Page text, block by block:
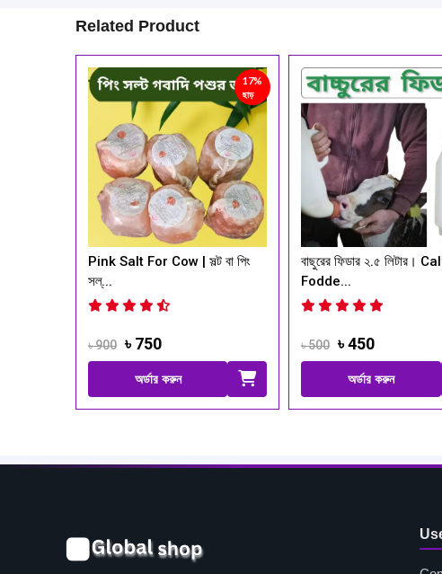
Related Product
17%
ছাড়
For Cow | সল্ট বা পিং
10%
ছাড়
বাছুরের ফিডার ২.৫ লিটার। Calf
অর্ডার করুন